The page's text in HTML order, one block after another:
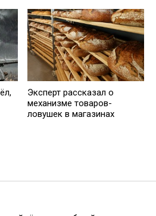
Эксперт рассказал о
механизме товаров-
ловушек в магазинах